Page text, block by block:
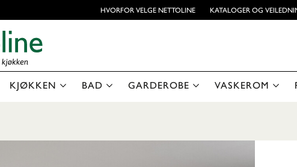
HVORFOR VELGE NETTOLINE KATALOGER OG
KJØKKEN BAD GARDEROBE VASKEROM